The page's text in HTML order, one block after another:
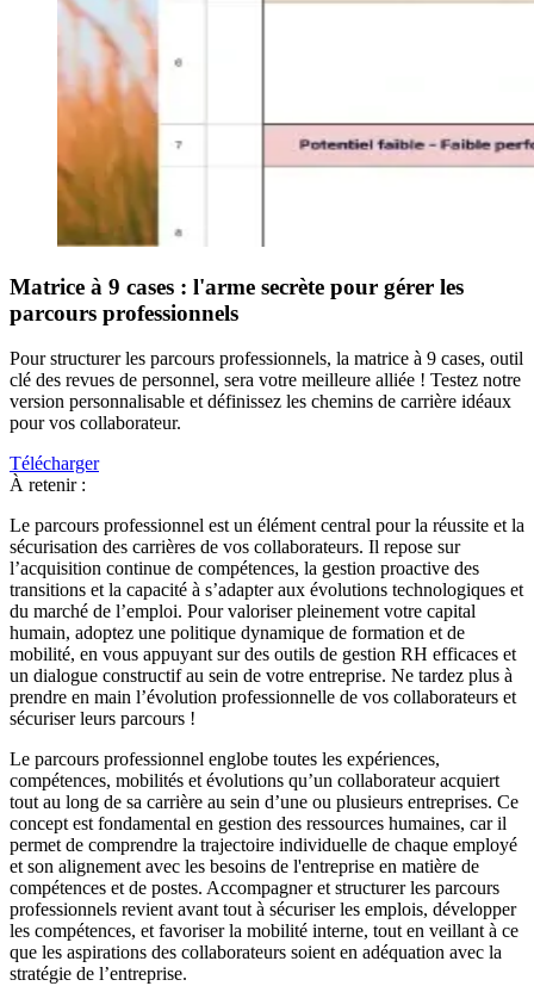
Matrice à 9 cases : l'arme secrète pour gérer les
parcours professionnels
Pour structurer les parcours professionnels, la matrice à 9 cases, outil
clé des revues de personnel, sera votre meilleure alliée ! Testez notre
version personnalisable et définissez les chemins de carrière idéaux
pour vos collaborateur.
Télécharger
À retenir :
Le parcours professionnel est un élément central pour la réussite et la
sécurisation des carrières de vos collaborateurs. Il repose sur
l’acquisition continue de compétences, la gestion proactive des
transitions et la capacité à s’adapter aux évolutions technologiques et
du marché de l’emploi. Pour valoriser pleinement votre capital
humain, adoptez une politique dynamique de formation et de
mobilité, en vous appuyant sur des outils de gestion RH efficaces et
un dialogue constructif au sein de votre entreprise. Ne tardez plus à
prendre en main l’évolution professionnelle de vos collaborateurs et
sécuriser leurs parcours !
Le parcours professionnel englobe toutes les expériences,
compétences, mobilités et évolutions qu’un collaborateur acquiert
tout au long de sa carrière au sein d’une ou plusieurs entreprises. Ce
concept est fondamental en gestion des ressources humaines, car il
permet de comprendre la trajectoire individuelle de chaque employé
et son alignement avec les besoins de l'entreprise en matière de
compétences et de postes. Accompagner et structurer les parcours
professionnels revient avant tout à sécuriser les emplois, développer
les compétences, et favoriser la mobilité interne, tout en veillant à ce
que les aspirations des collaborateurs soient en adéquation avec la
stratégie de l’entreprise.